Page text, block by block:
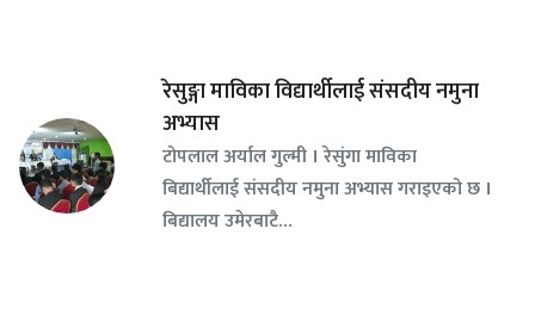
रेसुङ्गा माविका विद्यार्थीलाई संसदीय नमुना
अभ्यास
टोपलाल अर्याल गुल्मी । रेसुंगा माविका
बिद्यार्थीलाई संसदीय नमुना अभ्यास गराइएको छ ।
बिद्यालय उमेरबाटै…